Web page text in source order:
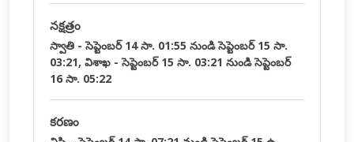
నక్షత్రం
స్వాతి - సెప్టెంబర్ 14 సా. 01:55 నుండి సెప్టెంబర్ 15 సా.
03:21, విశాఖ - సెప్టెంబర్ 15 సా. 03:21 నుండి సెప్టెంబర్
16 సా. 05:22
కరణం